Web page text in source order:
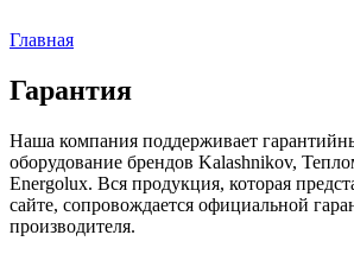
Главная
Гарантия
Наша компания поддерживает
оборудование брендов Kalashnikov,
Energolux. Вся продукция, которая
сайте, сопровождается официальной
производителя.